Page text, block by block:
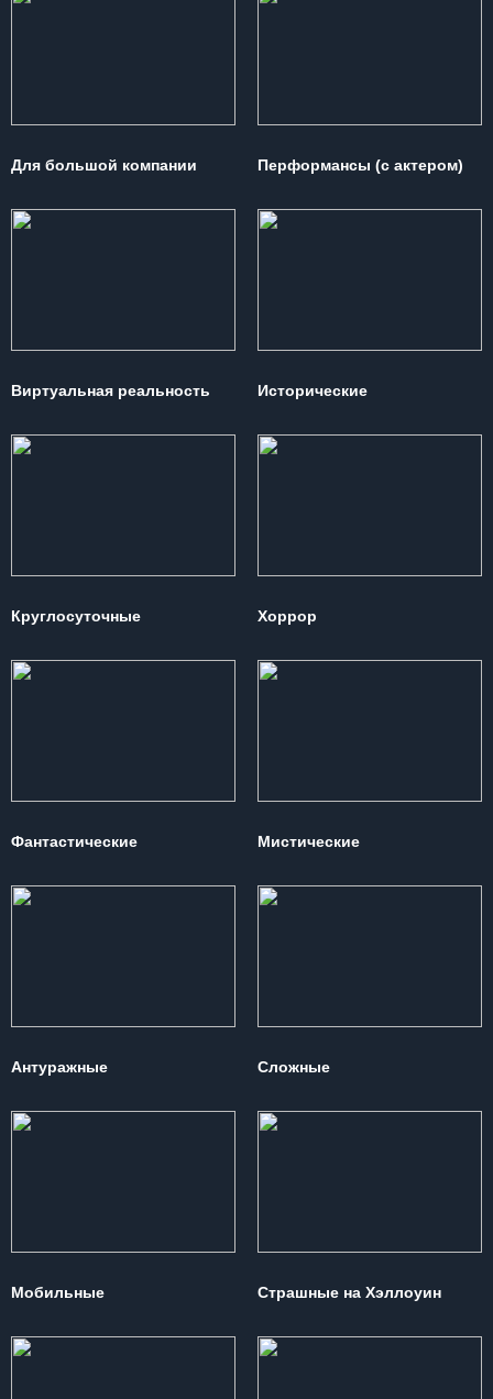
Для большой компании Перформансы (с актером)
Виртуальная реальность Исторические
Круглосуточные Хоррор
Фантастические Мистические
Антуражные Сложные
Мобильные Страшные на Хэллоуин